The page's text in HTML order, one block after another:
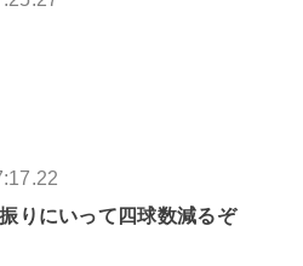
りにいって四球数減るぞ